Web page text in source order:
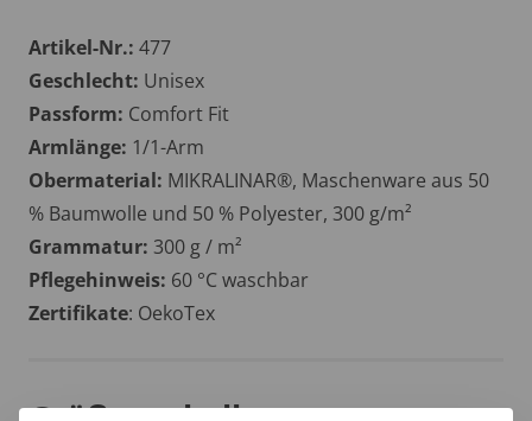
Artikel-Nr.: 477
Geschlecht: Unisex
Passform: Comfort Fit
Armlänge: 1/1-Arm
Obermaterial: MIKRALINAR®, Maschenware aus 50
% Baumwolle und 50 % Polyester, 300 g/m²
Grammatur: 300 g / m²
Pflegehinweis: 60 °C waschbar
Zertifikate: OekoTex